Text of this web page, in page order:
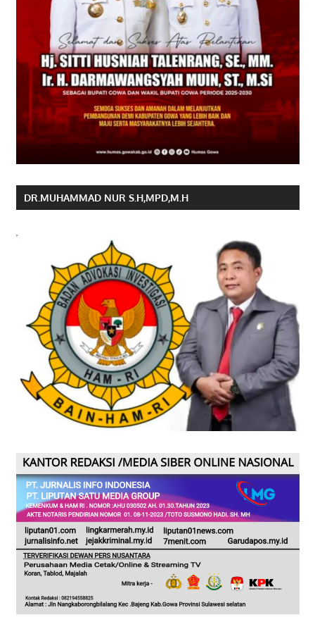
DR.MUHAMMAD NUR S.H,MPD,M.H